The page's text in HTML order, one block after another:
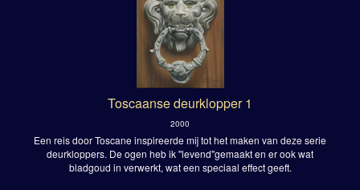
Toscaanse deurklopper 1
2000
Een reis door Toscane inspireerde mij tot het maken van deze serie
deurkloppers. De ogen heb ik "levend"gemaakt en er ook wat
bladgoud in verwerkt, wat een speciaal effect geeft.